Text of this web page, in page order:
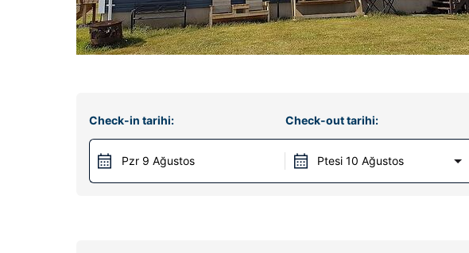
Check-in tarihi:
Pzr 9 Ağustos
Check-out tarihi:
Ptesi 10 Ağustos